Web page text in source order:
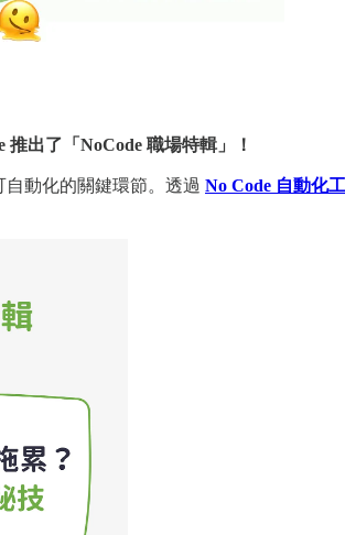
推出了「NoCode 職場特輯」！
自動化的關鍵環節。透過 No Code 自動化